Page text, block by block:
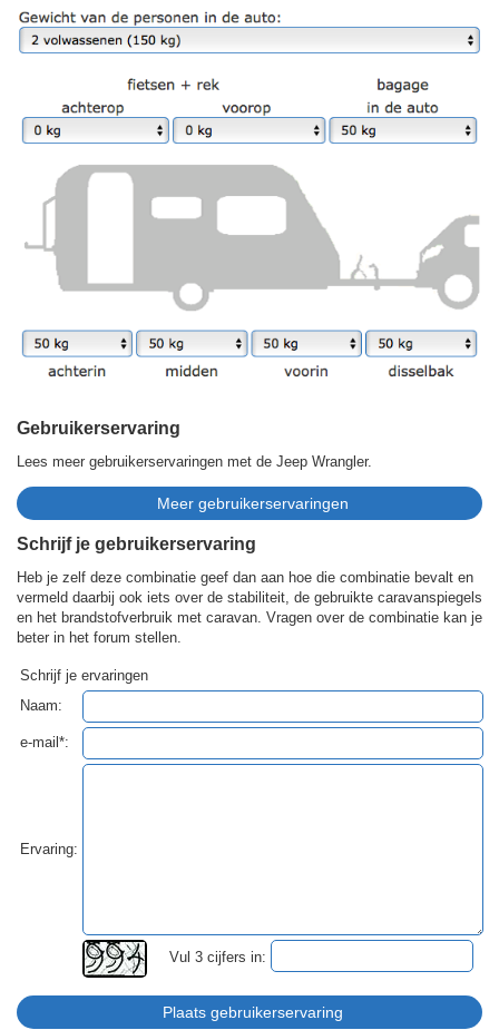
Gebruikerservaring
Lees meer gebruikerservaringen met de Jeep Wrangler.
Schrijf je gebruikerservaring
Heb je zelf deze combinatie geef dan aan hoe die combinatie bevalt en
vermeld daarbij ook iets over de stabiliteit, de gebruikte caravanspiegels
en het brandstofverbruik met caravan. Vragen over de combinatie kan je
beter in het forum stellen.
Schrijf je ervaringen
Naam:
e-mail*:
Ervaring:
Vul 3 cijfers in: